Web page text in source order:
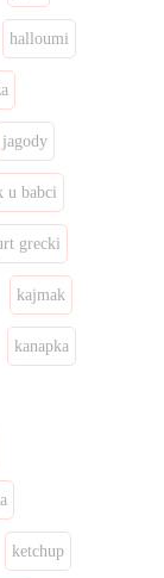
halloumi
jagody
u babci
grecki
kajmak
kanapka
ketchup